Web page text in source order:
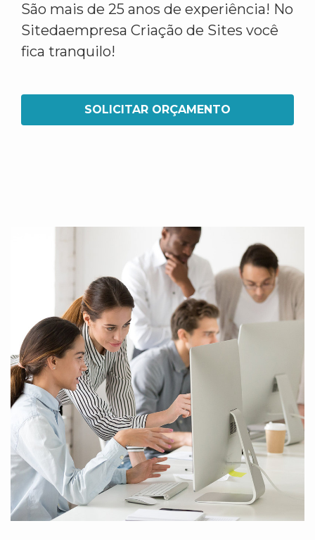
São mais de 25 anos de experiência! No
Sitedaempresa Criação de Sites você
fica tranquilo!
SOLICITAR ORÇAMENTO